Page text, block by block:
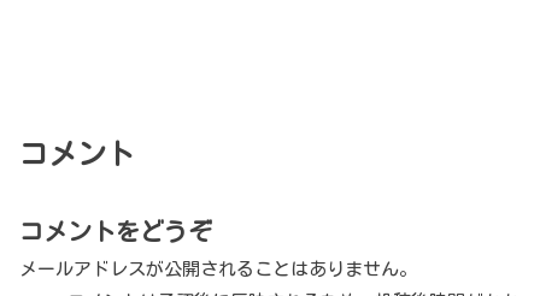
コメント
コメントをどうぞ
メールアドレスが公開されることはありません。